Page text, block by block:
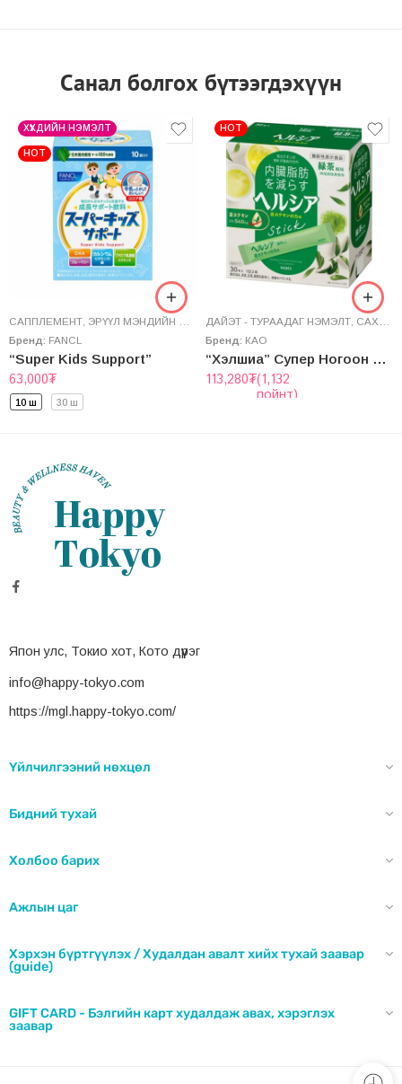
Санал болгох бүтээгдэхүүн
ХҮҮХДИЙН НЭМЭЛТ
HOT
САППЛЕМЕНТ ЭРҮҮЛ МЭНДИЙН НЭМЭЛТ
Бренд: FANCL
“Super Kids Support”
63,000₮
10 ш 30 ш
HOT
ДАЙЭТ - ТУРААДАГ НЭМЭЛТ САХАР БУУЛГАГЧ
Бренд: КАО
“Хэлшиа” Супер Ногоон Цай
113,280₮(1,132
пойнт)
Япон улс, Токио хот, Кото дүүрэг
info@happy-tokyo.com
https://mgl.happy-tokyo.com/
Үйлчилгээний нөхцөл
Бидний тухай
Холбоо барих
Ажлын цаг
Хэрхэн бүртгүүлэх / Худалдан авалт хийх тухай заавар
(guide)
GIFT CARD - Бэлгийн карт худалдаж авах, хэрэглэх
заавар